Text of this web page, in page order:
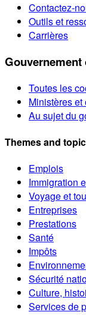
Contactez-
Outils et
Carrières
Gouvernement
Toutes les
Ministères
Au sujet du
Themes and
Emplois
Immigration
Voyage et
Entreprises
Prestations
Santé
Impôts
Sécurité
Culture,
Services de